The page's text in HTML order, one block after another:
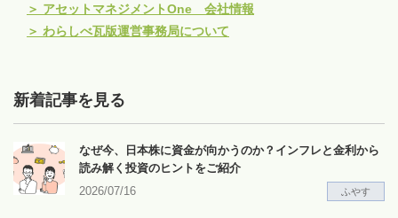
＞ アセットマネジメントOne 会社情報
＞ わらしべ瓦版運営事務局について
新着記事を見る
なぜ今、日本株に資金が向かうのか？インフレと金利から
読み解く投資のヒントをご紹介
2026/07/16
ふやす